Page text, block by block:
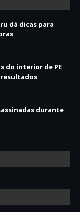
dá dicas para
do interior de PE
durante